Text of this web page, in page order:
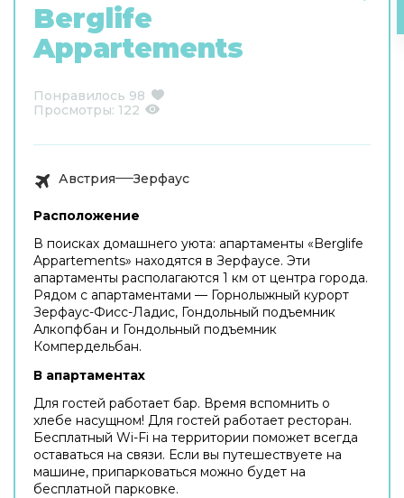
Berglife
Appartements
Понравилось 98
Просмотры: 122
Австрия Зерфаус
Расположение
В поисках домашнего уюта: апартаменты «Berglife
Appartements» находятся в Зерфаусе. Эти
апартаменты располагаются 1 км от центра города.
Рядом с апартаментами — Горнолыжный курорт
Зерфаус-Фисс-Ладис, Гондольный подъемник
Алкопфбан и Гондольный подъемник
Компердельбан.
В апартаментах
Для гостей работает бар. Время вспомнить о
хлебе насущном! Для гостей работает ресторан.
Бесплатный Wi-Fi на территории поможет всегда
оставаться на связи. Если вы путешествуете на
машине, припарковаться можно будет на
бесплатной парковке.